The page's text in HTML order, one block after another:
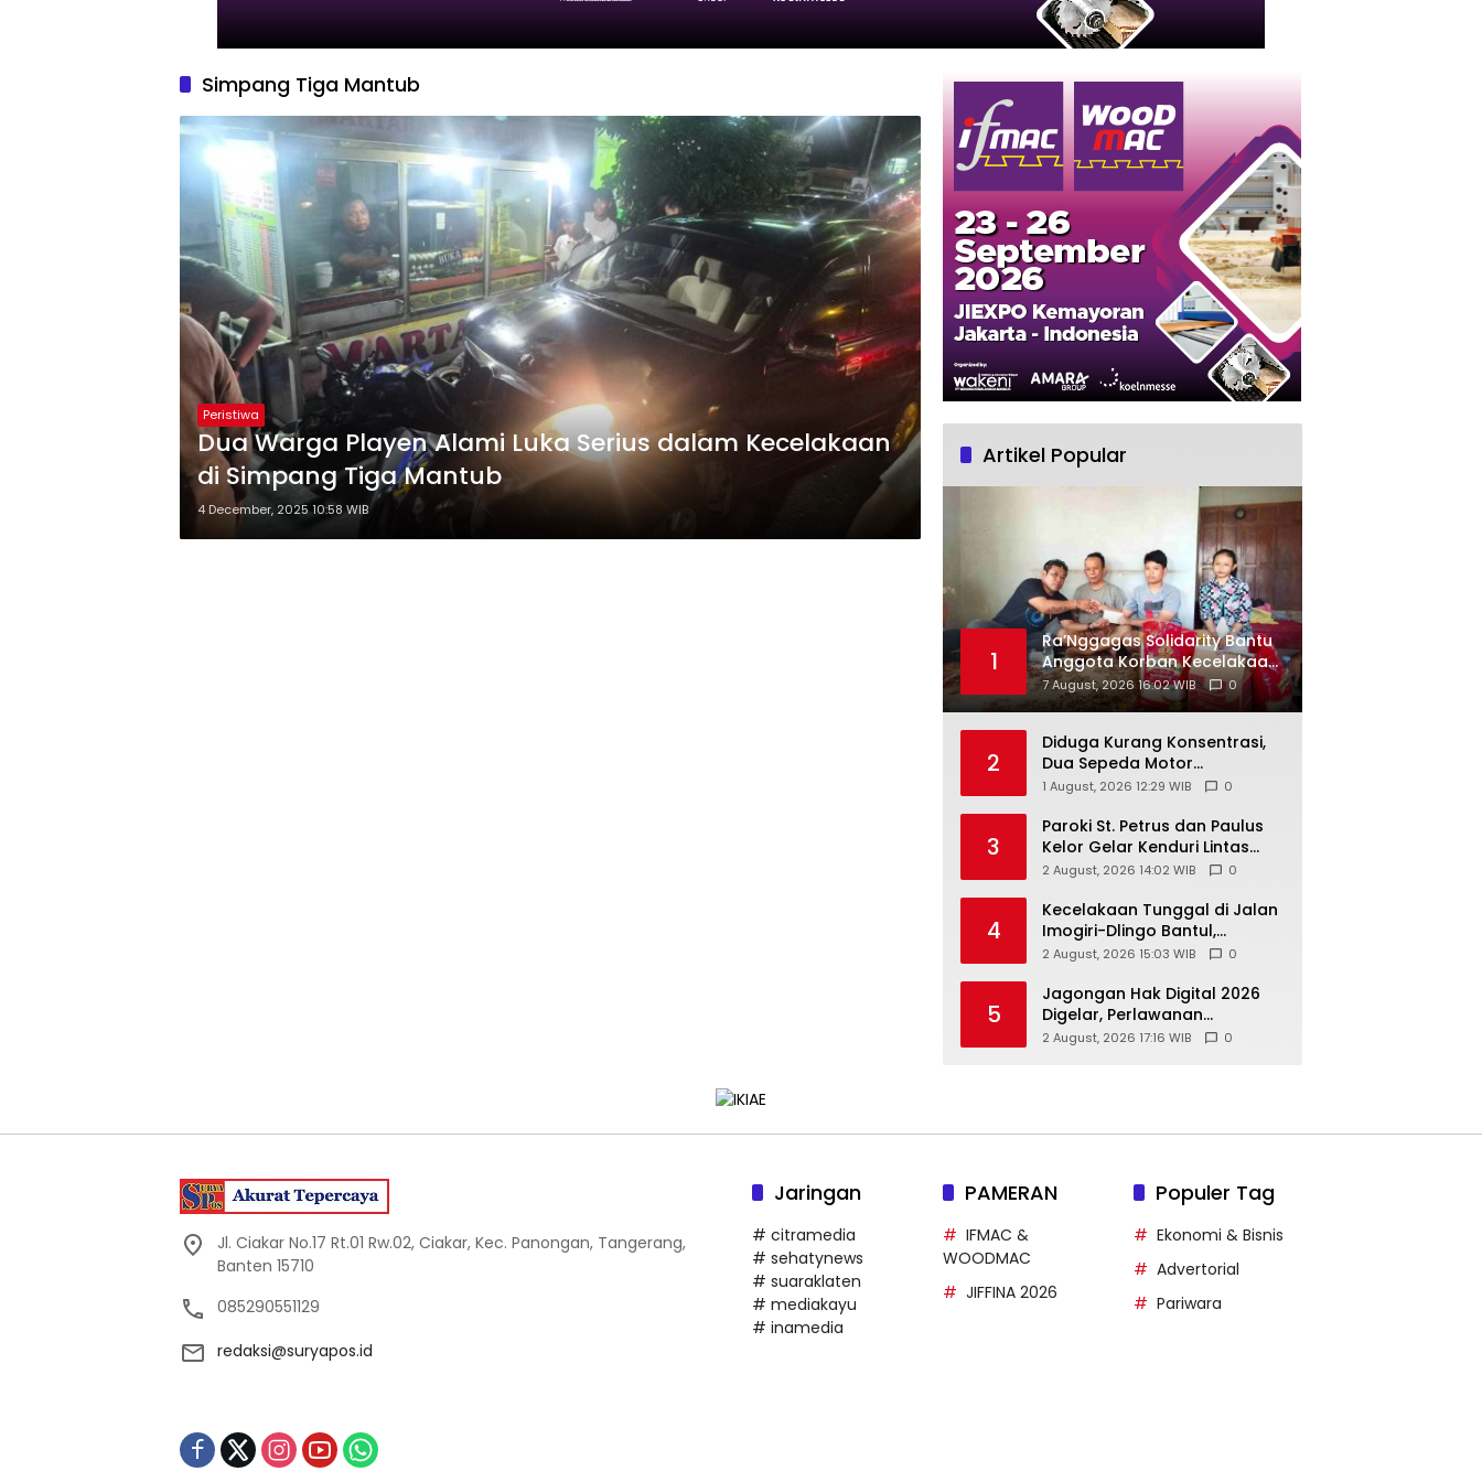
Simpang Tiga Mantub
Peristiwa
Dua Warga Playen Alami Luka Serius dalam Kecelakaan
di Simpang Tiga Mantub
4 December, 2025 10:58 WIB
Artikel Popular
1
Ra’Nggagas Solidarity Bantu
Anggota Korban Kecelakaan,
Totok Gogon: Solidaritas
Harus Jadi Tindakan Nyata
7 August, 2026 16:02 WIB 0
2
Diduga Kurang Konsentrasi,
Dua Sepeda Motor
Bertabrakan di Gading
1 August, 2026 12:29 WIB 0
3
Paroki St. Petrus dan Paulus
Kelor Gelar Kenduri Lintas
Iman, Perkuat Kerukunan di
2 August, 2026 14:02 WIB 0
4
Kecelakaan Tunggal di Jalan
Imogiri-Dlingo Bantul,
Daihatsu Xenia Terjun ke
2 August, 2026 15:03 WIB 0
5
Jagongan Hak Digital 2026
Digelar, Perlawanan
Terhadap Pembungkaman
2 August, 2026 17:16 WIB 0
Jl. Ciakar No.17 Rt.01 Rw.02, Ciakar, Kec. Panongan, Tangerang,
Banten 15710
085290551129
redaksi@suryapos.id
Jaringan
# citramedia
# sehatynews
# suaraklaten
# mediakayu
# inamedia
PAMERAN
IFMAC &
WOODMAC
JIFFINA 2026
Populer Tag
Ekonomi & Bisnis
Advertorial
Pariwara